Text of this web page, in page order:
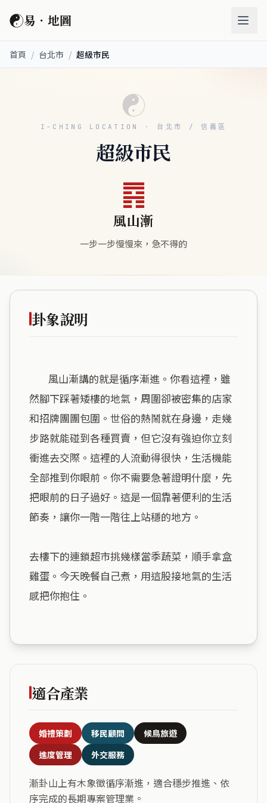
☯易．地圖
首頁 / 台北市 / 超級市民
☯
I-CHING LOCATION · 台北市 / 信義區
超級市民
䷴
風山漸
一步一步慢慢來，急不得的
卦象說明
然腳下踩著矮樓的地氣，周圍卻被密集的店家
和招牌團團包圍。世俗的熱鬧就在身邊，走幾
步路就能碰到各種買賣，但它沒有強迫你立刻
衝進去交際。這裡的人流動得很快，生活機能
全部推到你眼前。你不需要急著證明什麼，先
把眼前的日子過好。這是一個靠著便利的生活
節奏，讓你一階一階往上站穩的地方。
去樓下的連鎖超市挑幾樣當季蔬菜，順手拿盒
雞蛋。今天晚餐自己煮，用這股接地氣的生活
感把你抱住。
適合產業
婚禮策劃 移民顧問
候鳥旅遊
進度管理
外交服務
漸卦山上有木象徵循序漸進，適合穩步推進、依
序完成的長期專案管理業。